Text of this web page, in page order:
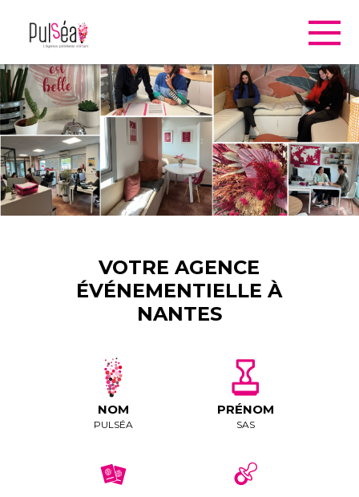
VOTRE AGENCE
ÉVÉNEMENTIELLE À
NANTES
NOM
PULSÉA
PRÉNOM
SAS